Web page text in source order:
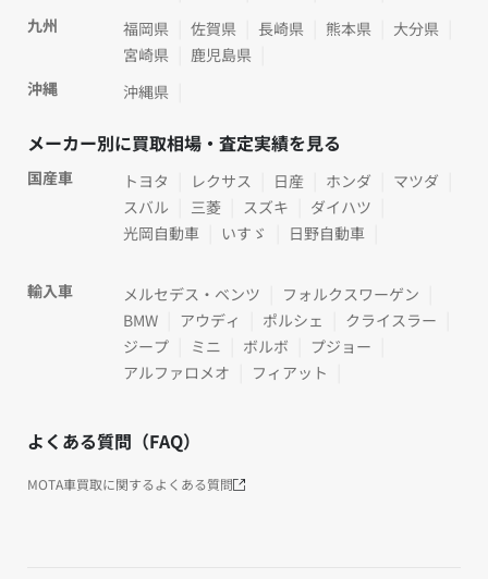
九州
福岡県 佐賀県 長崎県 熊本県
大分県
宮崎県
鹿児島県
沖縄
沖縄県
メーカー別に買取相場・査定実績を見る
国産車 トヨタ レクサス 日産 ホンダ
マツダ
スバル
三菱 スズキ
ダイハツ
光岡自動車
いすゞ 日野自動車
輸入車 メルセデス・ベンツ
フォルクスワーゲン
BMW
アウディ ポルシェ
クライスラー
ジープ
ミニ ボルボ
プジョー
アルファロメオ
フィアット
よくある質問（FAQ）
MOTA車買取に関するよくある質問